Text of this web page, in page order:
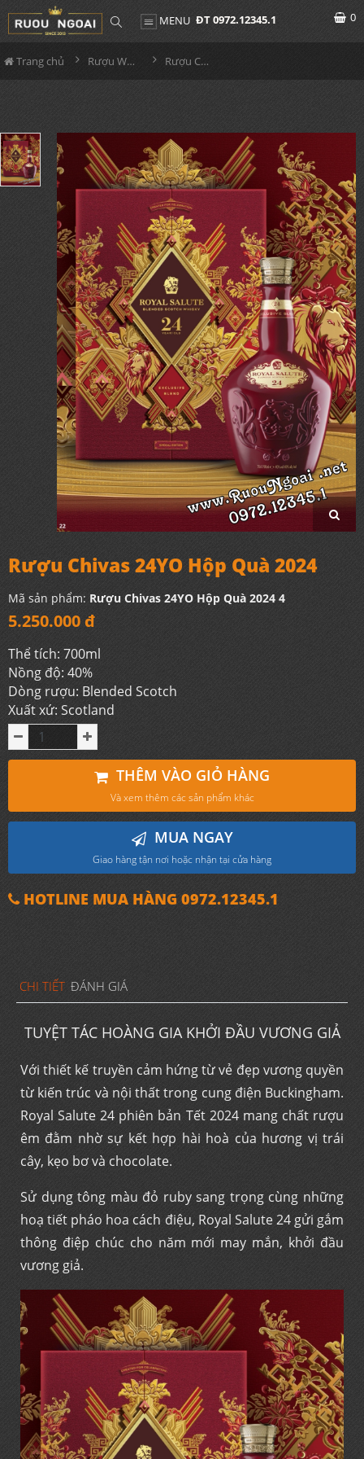
MENU ĐT 0972.12345.1 0
Trang chủ Rượu Whisky Rượu Chivas 24YO Hộp Quà 2024
Rượu Chivas 24YO Hộp Quà 2024
Mã sản phẩm: Rượu Chivas 24YO Hộp Quà 2024 4
5.250.000 đ
Thể tích: 700ml
Nồng độ: 40%
Dòng rượu: Blended Scotch
Xuất xứ: Scotland
THÊM VÀO GIỎ HÀNG
Và xem thêm các sản phẩm khác
MUA NGAY
Giao hàng tận nơi hoặc nhận tại cửa hàng
HOTLINE MUA HÀNG 0972.12345.1
CHI TIẾT ĐÁNH GIÁ
TUYỆT TÁC HOÀNG GIA KHỞI ĐẦU VƯƠNG GIẢ
Với thiết kế truyền cảm hứng từ vẻ đẹp vương quyền
từ kiến trúc và nội thất trong cung điện Buckingham.
Royal Salute 24 phiên bản Tết 2024 mang chất rượu
êm đằm nhờ sự kết hợp hài hoà của hương vị trái
cây, kẹo bơ và chocolate.
Sử dụng tông màu đỏ ruby sang trọng cùng những
hoạ tiết pháo hoa cách điệu, Royal Salute 24 gửi gắm
thông điệp chúc cho năm mới may mắn, khởi đầu
vương giả.